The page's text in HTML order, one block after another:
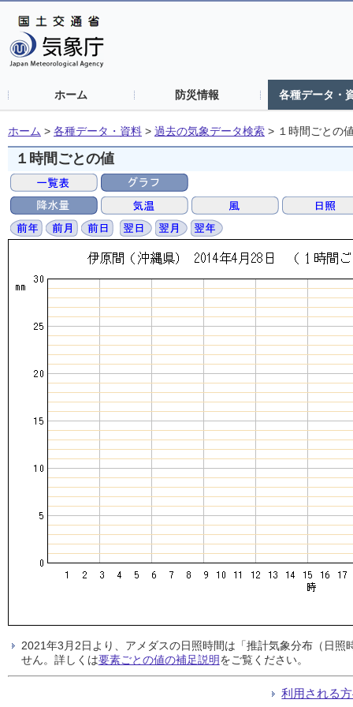
ホーム 防災情報 各種データ・
ホーム > 各種データ・資料 > 過去の気象データ検索 > １時間ごとの
１時間ごとの値
2021年3月2日より、アメダスの日照時間は「推計気象分布（日
せん。詳しくは要素ごとの値の補足説明をご覧ください。
利用される